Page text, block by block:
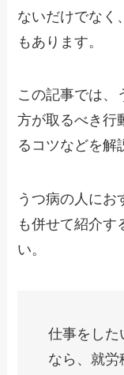
ないだけでなく
もあります。
この記事では、
方が取るべき行
るコツなどを解
うつ病の人にお
も併せて紹介す
い。
仕事をした
なら、就労